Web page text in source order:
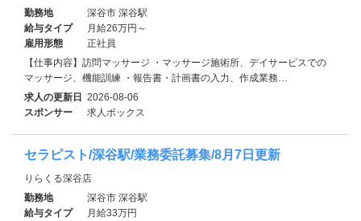
勤務地
深谷市 深谷駅
給与タイプ
月給26万円～
雇用形態
正社員
【仕事内容】訪問マッサージ ・マッサージ施術所、デイサービスでの
マッサージ、機能訓練 ・報告書・計画書の入力、作成業務…
求人の更新日 2026-08-06
スポンサー
求人ボックス
セラピスト/深谷駅/業務委託募集/8月7日更新
りらくる深谷店
勤務地
深谷市 深谷駅
給与タイプ
月給33万円